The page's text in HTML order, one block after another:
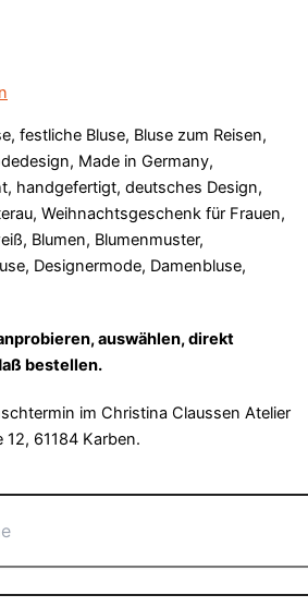
auswählen, direkt
bestellen.
im Christina Claussen Atelier
61184 Karben.